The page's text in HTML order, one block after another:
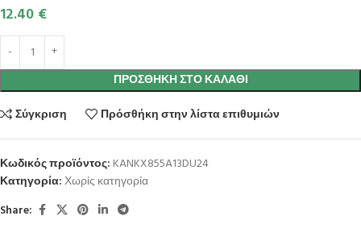
12.40 €
ΠΡΟΣΘΉΚΗ ΣΤΟ ΚΑΛΆΘΙ
Σύγκριση
Πρόσθήκη στην λίστα επιθυμιών
Κωδικός προϊόντος: KANKX855A13DU24
Κατηγορία:Χωρίς κατηγορία
Share: